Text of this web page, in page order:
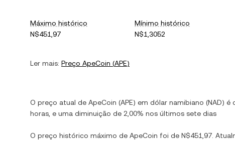
Máximo histórico
N$451,97
Mínimo histórico
N$1,3052
Ler mais: Preço ApeCoin (APE)
O preço atual de ApeCoin (APE) em dólar namibiano (NAD) é
horas, e uma diminuição de 2,00% nos últimos sete dias
O preço histórico máximo de ApeCoin foi de N$451,97 .